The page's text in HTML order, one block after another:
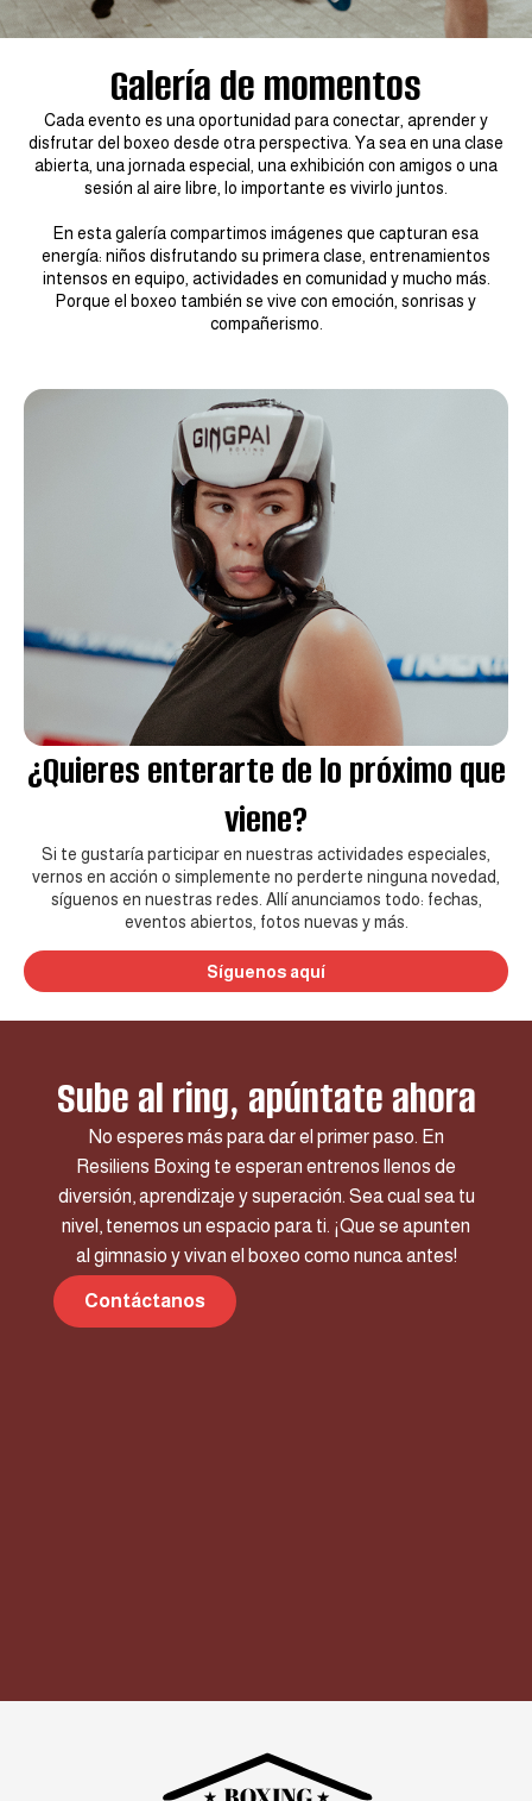
Galería de momentos
Cada evento es una oportunidad para conectar, aprender y
disfrutar del boxeo desde otra perspectiva. Ya sea en una clase
abierta, una jornada especial, una exhibición con amigos o una
sesión al aire libre, lo importante es vivirlo juntos.
En esta galería compartimos imágenes que capturan esa
energía: niños disfrutando su primera clase, entrenamientos
intensos en equipo, actividades en comunidad y mucho más.
Porque el boxeo también se vive con emoción, sonrisas y
compañerismo.
¿Quieres enterarte de lo próximo que
viene?
Si te gustaría participar en nuestras actividades especiales,
vernos en acción o simplemente no perderte ninguna novedad,
síguenos en nuestras redes. Allí anunciamos todo: fechas,
eventos abiertos, fotos nuevas y más.
Síguenos aquí
Sube al ring, apúntate ahora
No esperes más para dar el primer paso. En
Resiliens Boxing te esperan entrenos llenos de
diversión, aprendizaje y superación. Sea cual sea tu
nivel, tenemos un espacio para ti. ¡Que se apunten
al gimnasio y vivan el boxeo como nunca antes!
Contáctanos